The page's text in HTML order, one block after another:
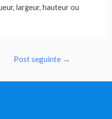
largeur, hauteur ou
Post seguinte →